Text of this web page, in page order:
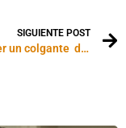
SIGUIENTE POST
Cómo hacer un colgante de “El señor de los anillos” que brilla en la oscuridad